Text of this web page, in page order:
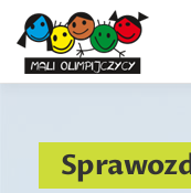
Przejdź
treści